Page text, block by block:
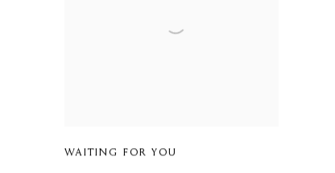
WAITING FOR YOU